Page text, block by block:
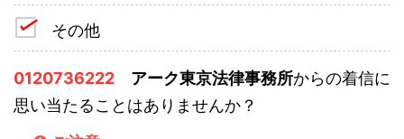
その他
0120736222 アーク東京法律事務所からの着信に
思い当たることはありませんか？